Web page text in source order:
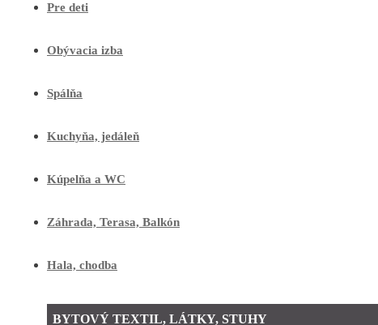
Pre deti
Obývacia izba
Spálňa
Kuchyňa, jedáleň
Kúpelňa a WC
Záhrada, Terasa, Balkón
Hala, chodba
BYTOVÝ TEXTIL, LÁTKY, STUHY